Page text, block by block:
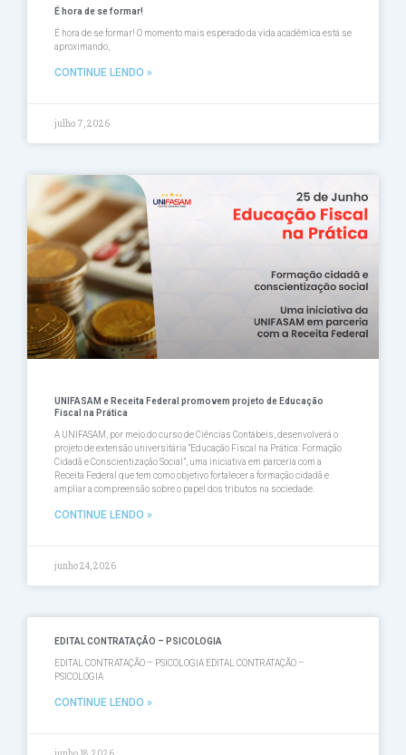
É hora de se formar!
É hora de se formar! O momento mais esperado da vida acadêmica está se
aproximando,
CONTINUE LENDO »
julho 7, 2026
UNIFASAM e Receita Federal promovem projeto de Educação
Fiscal na Prática
A UNIFASAM, por meio do curso de Ciências Contábeis, desenvolverá o
projeto de extensão universitária “Educação Fiscal na Prática: Formação
Cidadã e Conscientização Social”, uma iniciativa em parceria com a
Receita Federal que tem como objetivo fortalecer a formação cidadã e
ampliar a compreensão sobre o papel dos tributos na sociedade.
CONTINUE LENDO »
junho 24, 2026
EDITAL CONTRATAÇÃO – PSICOLOGIA
EDITAL CONTRATAÇÃO – PSICOLOGIA EDITAL CONTRATAÇÃO –
PSICOLOGIA
CONTINUE LENDO »